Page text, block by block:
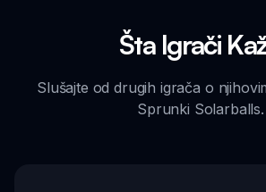
Šta Igrači
Slušajte od drugih igrača o
Sprunki Solarballs.